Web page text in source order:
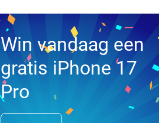
Win vandaag een
gratis iPhone 17
Pro